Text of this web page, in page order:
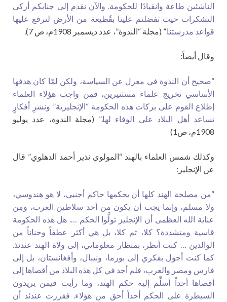
الناشئين طاعة وانقيادًا للحكومة. والآن نقدم إلى جنابكم أزكى
التشكرات حيث تفضلتم علينا بقُطيعة من الأرض لنرفع عليها
قواعد مدرستنا.” (مجلة “الندوة”، عدد ديسمبر 1908م، ص 7).
وقال أيضاً:
“صحيح أن الندوة في معزل عن السياسة، ولكن لمّا كان هدفها
الأساسي تخريج علماء مستنيرين، فمِن واجب هؤلاء العلماء
إطلاع القوم على بركات هذه الحكومة “الإنجليزية” ونشرِ أفكارٍ
تساعد أهل البلاد على الوفاء لها.” (مجلة الندوة، عدد يوليو
1908م، ص1)
وكذلك شمس العلماء بالهند “المولوي نذير أحمد الدهلوي” قال
عن الإنجليز:
“من مصلحة الهند كلها أن يحكمها حاكم أجنبي، لا هو هندوسي،
ولا مسلم، وإنما يجب أن يكون من أحد سلاطين الغرب، ومِن
عناية الله العظمى أن الإنجليز تولَّوا الحكم …. هل هذه الحكومة
قاسية ومتشددة؟ كلا، ثم كلا، بل هي أكثر عطفاً وحناناً من
الوالدين … كنت أنظر، بمنظار معلوماتي، إلى ولاة الهند عندئذ.
كما كنت أجول بفكري إلى بورما، ونيبال، وأفغانستان، بل إلى
فارس ومصر والعرب، فلم أجد في كل هذه البلاد من أقصاها إلى
أقصاها أحداً أسلِّم إليه حكم الهند، وما رأيت فيمن يريدون
السيطرة على الحكم أحداً أحق من هؤلاء. فقررت عندئذ أن